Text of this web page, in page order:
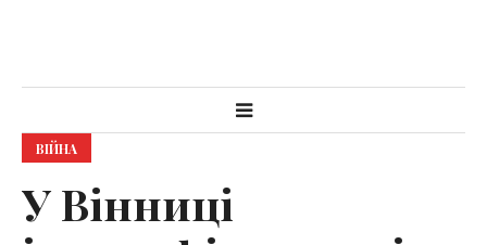
ВІЙНА
У Вінниці